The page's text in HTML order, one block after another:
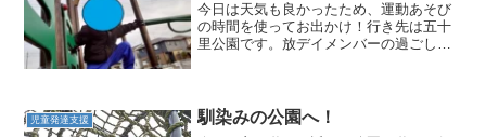
今日は天気も良かったため、運動あそび
の時間を使ってお出かけ！行き先は五十
里公園です。放デイメンバーの過ごし方
園遊びかぁ…」とちょっと...
児童発達支援 馴染みの公園へ！